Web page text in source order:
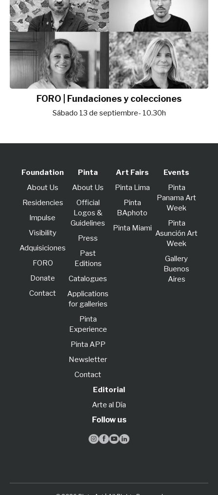
FORO | Fundaciones y colecciones
Sábado 13 de septiembre- 10.30h
Foundation
About Us
Residencies
lmpulse
Visibility
Adquisiciones
FORO
Donate
Contact
Pinta
About Us
Official
Logos &
Guidelines
Press
Past
Editions
Catalogues
Applications
for galleries
Pinta
Experience
Pinta APP
Newsletter
Contact
Art Fairs
Pinta Lima
Pinta
BAphoto
Pinta Miami
Events
Pinta
Panama Art
Week
Pinta
Asunción Art
Week
Gallery
Buenos
Aires
Editorial
Arte al Día
Follow us
   